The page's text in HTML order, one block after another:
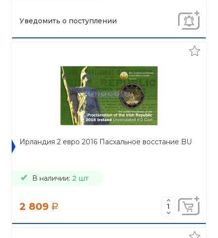
Уведомить о поступлении
Ирландия 2 евро 2016 Пасхальное восстание BU
В наличии: 2 шт
2 809 a